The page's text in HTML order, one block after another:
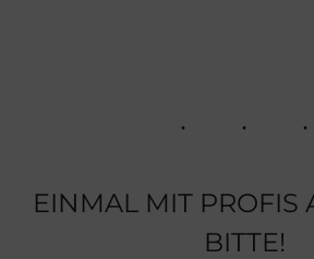
EINMAL MIT PROFIS
BITTE!